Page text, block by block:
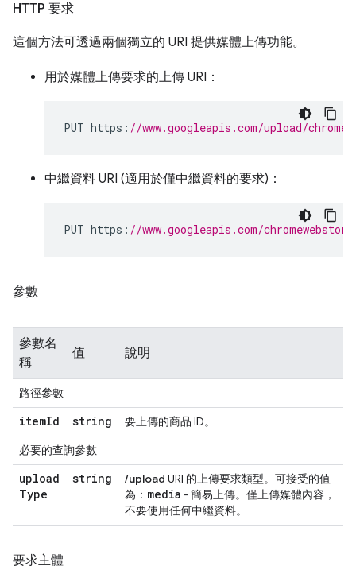
HTTP 要求
這個方法可透過兩個獨立的 URI 提供媒體上傳功能。
用於媒體上傳要求的上傳 URI：
PUT https : //www.googleapis.com/upload/
中繼資料 URI (適用於僅中繼資料的要求)：
PUT https : //www.googleapis.com/
參數
參數名
稱
值 說明
路徑參數
itemId string
要上傳的商品 ID。
必要的查詢參數
upload
Type
string /upload URI 的上傳要求類型。可接受的值
為： media - 簡易上傳。僅上傳媒體內容，
不要使用任何中繼資料。
要求主體